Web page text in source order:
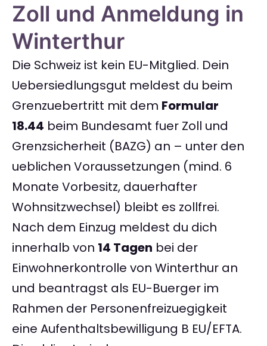
Zoll und Anmeldung in
Winterthur
Die Schweiz ist kein EU-Mitglied. Dein
Uebersiedlungsgut meldest du beim
Grenzuebertritt mit dem Formular
18.44 beim Bundesamt fuer Zoll und
Grenzsicherheit (BAZG) an – unter den
ueblichen Voraussetzungen (mind. 6
Monate Vorbesitz, dauerhafter
Wohnsitzwechsel) bleibt es zollfrei.
Nach dem Einzug meldest du dich
innerhalb von 14 Tagen bei der
Einwohnerkontrolle von Winterthur an
und beantragst als EU-Buerger im
Rahmen der Personenfreizuegigkeit
eine Aufenthaltsbewilligung B EU/EFTA.